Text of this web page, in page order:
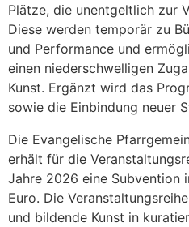
Plätze, die unentgeltlich zur
Diese werden temporär zu
und Performance und
einen niederschwelligen
Kunst. Ergänzt wird das
sowie die Einbindung neuer
Die Evangelische
erhält für die
Jahre 2026 eine Subvention
Euro. Die
und bildende Kunst in